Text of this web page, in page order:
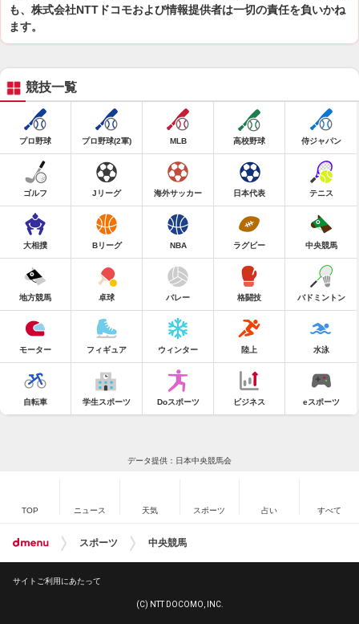
も、株式会社NTTドコモおよび情報提供者は一切の責任を負いかね
ます。
競技一覧
プロ野球 プロ野球(2軍) MLB 高校野球 侍ジャパン
ゴルフ Jリーグ 海外サッカー 日本代表 テニス
大相撲 Bリーグ NBA ラグビー 中央競馬
地方競馬 卓球 バレー 格闘技 バドミントン
モーター フィギュア ウィンター 陸上 水泳
自転車 学生スポーツ Doスポーツ ビジネス eスポーツ
データ提供：日本中央競馬会
TOP ニュース 天気 スポーツ 占い すべて
スポーツ 中央競馬
サイトご利用にあたって
(C) NTT DOCOMO, INC.